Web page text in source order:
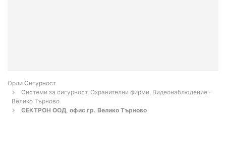
Орли Сигурност
Системи за сигурност, Охранителни фирми, Видеонаблюдение -
Велико Търново
СЕКТРОН ООД, офис гр. Велико Търново